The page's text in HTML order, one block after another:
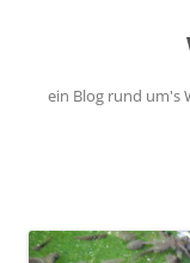
ein Blog rund um's